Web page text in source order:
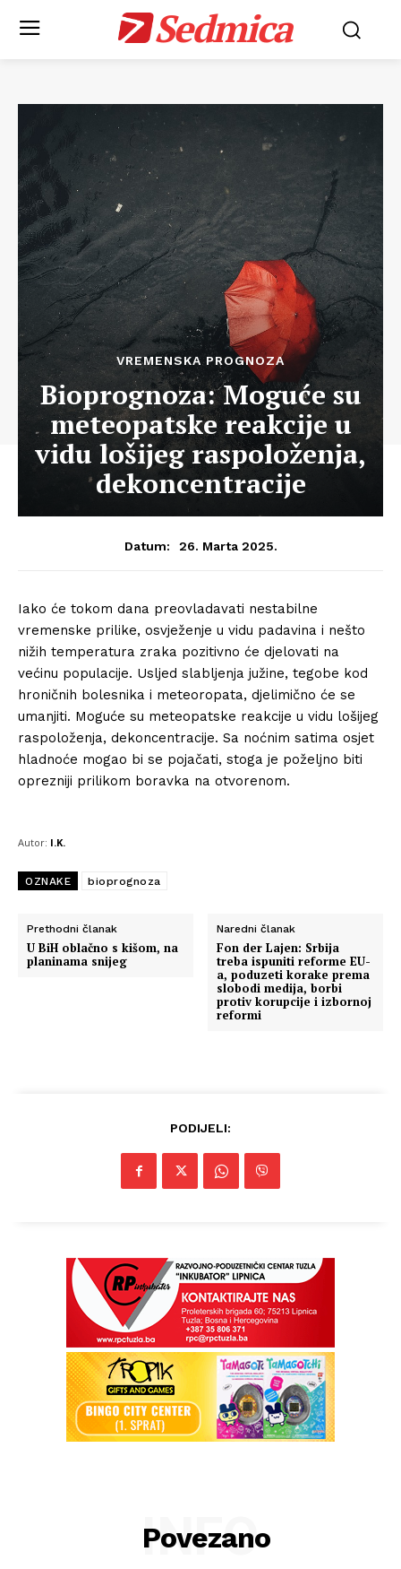
Sedmica
VREMENSKA PROGNOZA
Bioprognoza: Moguće su
meteopatske reakcije u
vidu lošijeg raspoloženja,
dekoncentracije
Datum: 26. Marta 2025.
Iako će tokom dana preovladavati nestabilne
vremenske prilike, osvježenje u vidu padavina i nešto
nižih temperatura zraka pozitivno će djelovati na
većinu populacije. Usljed slabljenja južine, tegobe kod
hroničnih bolesnika i meteoropata, djelimično će se
umanjiti. Moguće su meteopatske reakcije u vidu lošijeg
raspoloženja, dekoncentracije. Sa noćnim satima osjet
hladnoće mogao bi se pojačati, stoga je poželjno biti
oprezniji prilikom boravka na otvorenom.
Autor: I.K.
OZNAKE bioprognoza
Prethodni članak
U BiH oblačno s kišom, na
planinama snijeg
Naredni članak
Fon der Lajen: Srbija
treba ispuniti reforme EU-
a, poduzeti korake prema
slobodi medija, borbi
protiv korupcije i izbornoj
reformi
PODIJELI:
Povezano
INFO